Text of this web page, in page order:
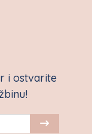
i ostvarite